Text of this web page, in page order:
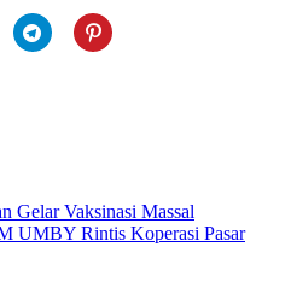
Gelar Vaksinasi Massal
UMBY Rintis Koperasi Pasar